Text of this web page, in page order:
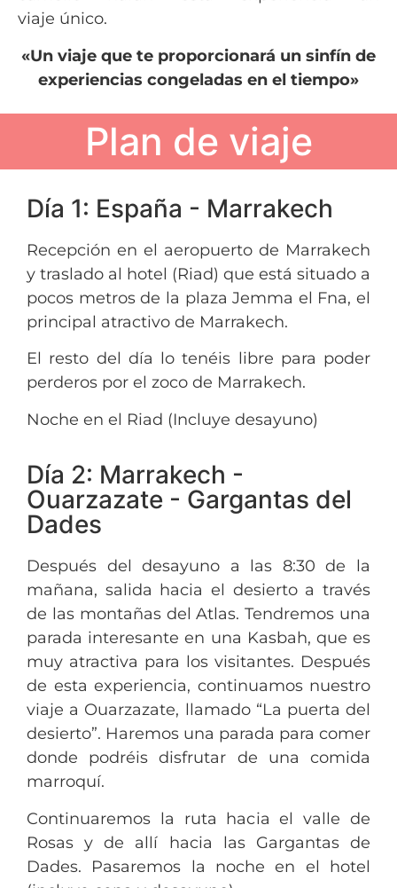
viaje único.
«Un viaje que te proporcionará un sinfín de
experiencias congeladas en el tiempo»
Plan de viaje
Día 1: España - Marrakech
Recepción en el aeropuerto de Marrakech
y traslado al hotel (Riad) que está situado a
pocos metros de la plaza Jemma el Fna, el
principal atractivo de Marrakech.
El resto del día lo tenéis libre para poder
perderos por el zoco de Marrakech.
Noche en el Riad (Incluye desayuno)
Día 2: Marrakech -
Ouarzazate - Gargantas del
Dades
Después del desayuno a las 8:30 de la
mañana, salida hacia el desierto a través
de las montañas del Atlas. Tendremos una
parada interesante en una Kasbah, que es
muy atractiva para los visitantes. Después
de esta experiencia, continuamos nuestro
viaje a Ouarzazate, llamado “La puerta del
desierto”. Haremos una parada para comer
donde podréis disfrutar de una comida
marroquí.
Continuaremos la ruta hacia el valle de
Rosas y de allí hacia las Gargantas de
Dades. Pasaremos la noche en el hotel